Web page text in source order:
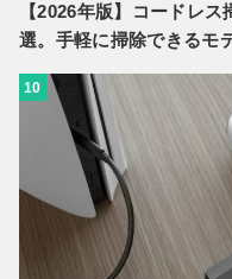
【2026年版】コードレ
選。手軽に掃除できるモ
10